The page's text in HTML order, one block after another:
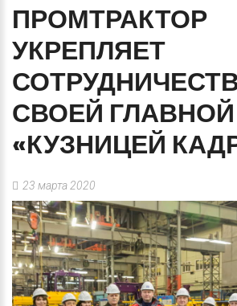
ПРОМТРАКТОР
УКРЕПЛЯЕТ
СВОЕЙ ГЛАВНОЙ
«КУЗНИЦЕЙ
23 марта 2020